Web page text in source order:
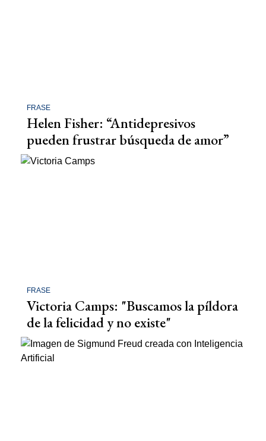
FRASE
Helen Fisher: “Antidepresivos
pueden frustrar búsqueda de amor”
FRASE
Victoria Camps: "Buscamos la píldora
de la felicidad y no existe"